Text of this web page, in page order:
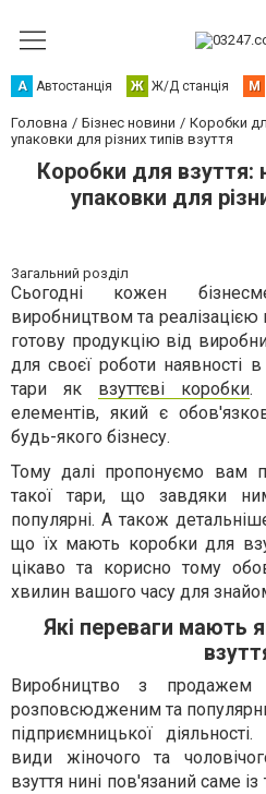
А Автостанція Ж Ж/Д станція М
Головна Бізнес новини
Коробки
упаковки для різних типів взуття
Коробки для взуття:
упаковки для
Загальний розділ
Сьогодні кожен
виробництвом та реалізацією
готову продукцію від
для своєї роботи наявності в
тари як взуттєві коробки.
елементів, який є
будь-якого бізнесу.
Тому далі пропонуємо вам
такої тари, що завдяки
популярні. А також
що їх мають коробки для
цікаво та корисно тому
хвилин вашого часу для
Які переваги мають
Виробництво з продажем
розповсюдженим та
підприємницької
види жіночого та
взуття нині пов'язаний саме